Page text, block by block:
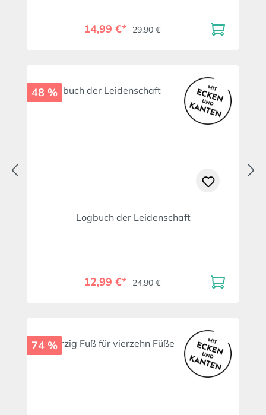
14,99 €* 29,90 €
48 %
Logbuch der Leidenschaft
12,99 €* 24,90 €
74 %